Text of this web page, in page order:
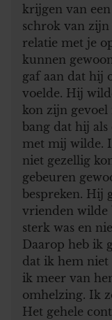
krijgen van
schrok van
relatie met je
kunnen
gaf aan dat hij
voelde. Hij
kon zijn gevoel
bang dat hij
met mij wilde.
niet gezellig
gebeuren
bespreken. Hij
vrienden wilde
sterk was en
Daarop heb ik
dat ik hem niet
ik meer van
omhelzing. Ik
Het gehele